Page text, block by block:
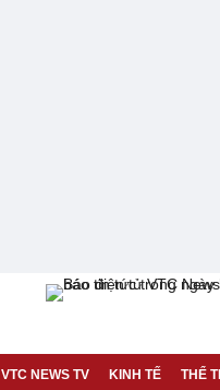
VTC NEWS TV KINH TẾ THỂ